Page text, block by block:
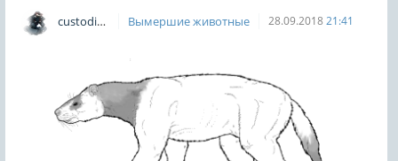
custodian Вымершие животные 28.09.2018 21:41